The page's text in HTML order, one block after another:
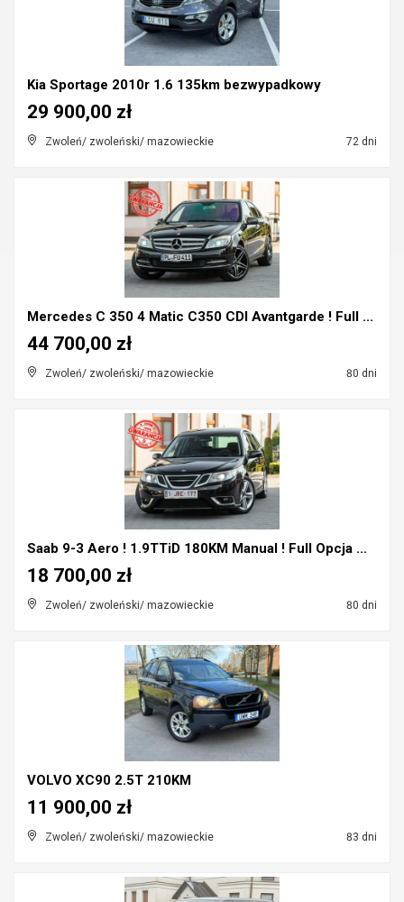
Kia Sportage 2010r 1.6 135km bezwypadkowy
Zwoleń/ zwoleński/ mazowieckie 72 dni
29 900,00 zł
Mercedes C 350 4 Matic C350 CDI Avantgarde ! Full ...
Zwoleń/ zwoleński/ mazowieckie 80 dni
44 700,00 zł
Saab 9-3 Aero ! 1.9TTiD 180KM Manual ! Full Opcja ...
Zwoleń/ zwoleński/ mazowieckie 80 dni
18 700,00 zł
VOLVO XC90 2.5T 210KM
Zwoleń/ zwoleński/ mazowieckie 83 dni
11 900,00 zł